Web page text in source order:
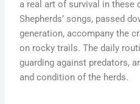
a real art of survival in these
Shepherds’ songs, passed
generation, accompany the
on rocky trails. The daily
guarding against predators,
and condition of the herds.